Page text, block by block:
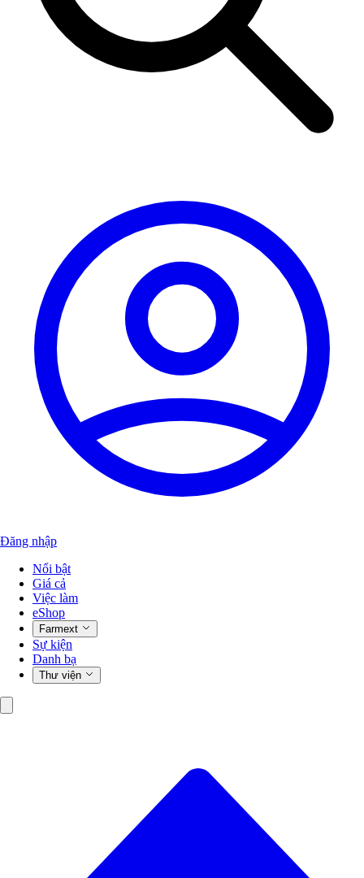
Đăng nhập
Nổi bật
Giá cả
Việc làm
eShop
Farmext
Sự kiện
Danh bạ
Thư viện